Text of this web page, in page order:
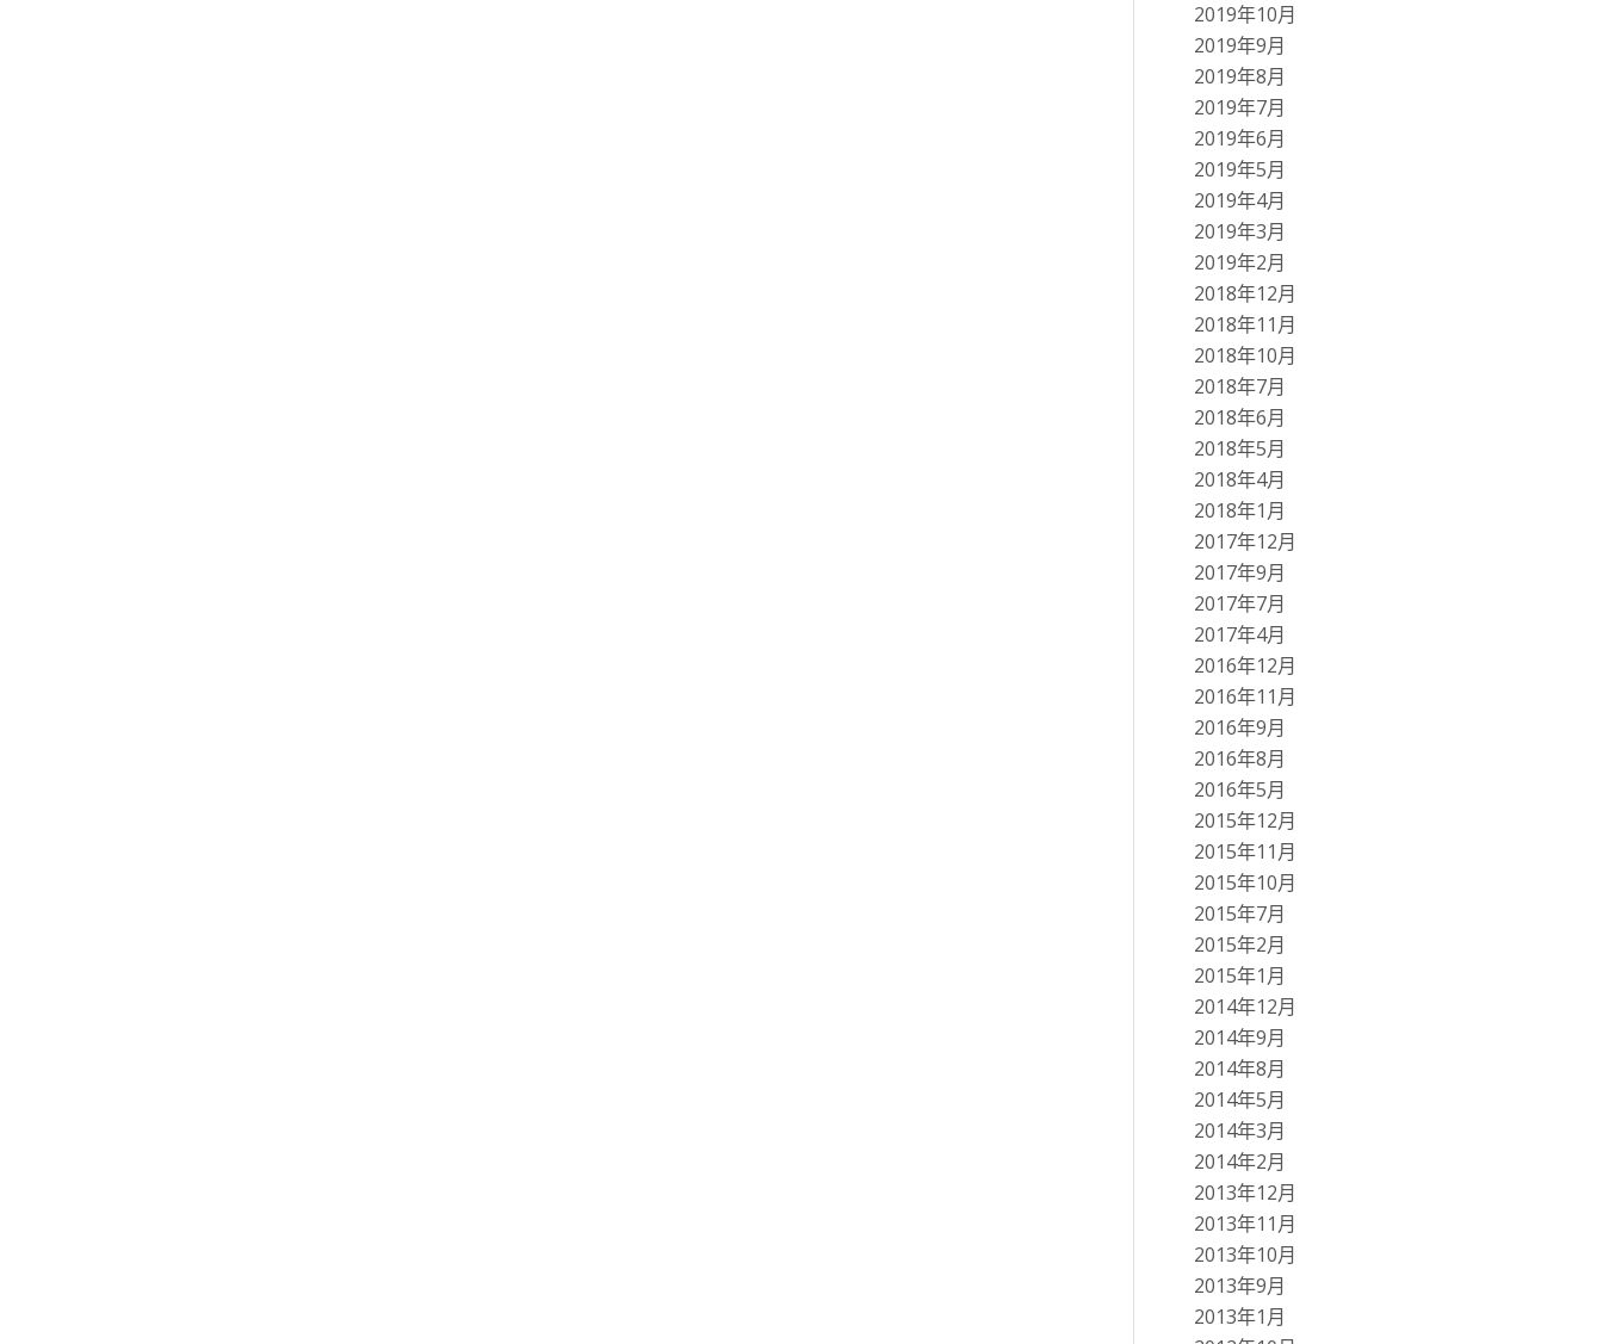
2019年10月
2019年9月
2019年8月
2019年7月
2019年6月
2019年5月
2019年4月
2019年3月
2019年2月
2018年12月
2018年11月
2018年10月
2018年7月
2018年6月
2018年5月
2018年4月
2018年1月
2017年12月
2017年9月
2017年7月
2017年4月
2016年12月
2016年11月
2016年9月
2016年8月
2016年5月
2015年12月
2015年11月
2015年10月
2015年7月
2015年2月
2015年1月
2014年12月
2014年9月
2014年8月
2014年5月
2014年3月
2014年2月
2013年12月
2013年11月
2013年10月
2013年9月
2013年1月